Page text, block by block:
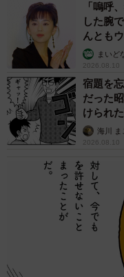
「嗚呼
した腕
んとも
まいど
2026.08.10
宿題を
だった
けられ
海川 ま
2026.08.10